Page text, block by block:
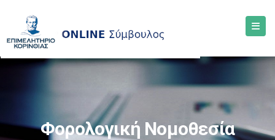
Φορολογική Νομοθεσία